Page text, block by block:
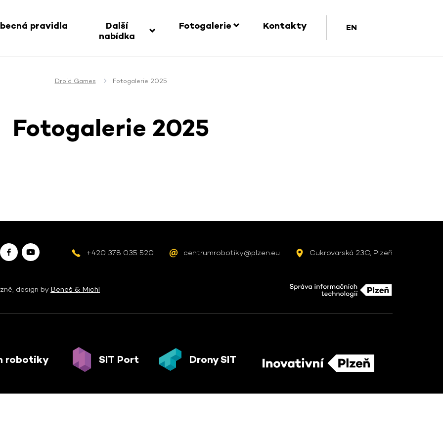
pravidla
Další
nabídka
Fotogalerie Kontakty EN
Droid Games Fotogalerie 2025
Fotogalerie 2025
+420 378 035 520 centrumrobotiky@plzen.eu Cukrovarská 23C, Plzeň
design by Beneš & Michl
robotiky SIT Port Drony SIT